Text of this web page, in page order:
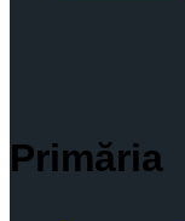
Primăria